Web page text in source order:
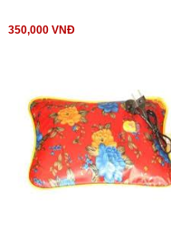
350,000 VNĐ